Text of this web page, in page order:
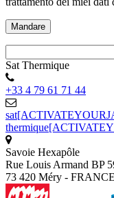
Sat Thermique
+33 4 79 61 71 44
Savoie Hexapôle
Rue Louis Armand BP
73 420 Méry - FRANCE